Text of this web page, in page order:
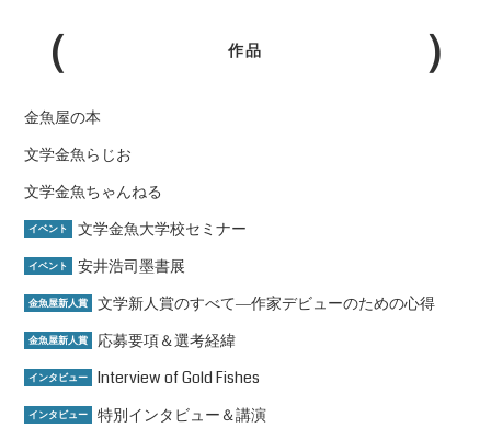
作品
金魚屋の本
文学金魚らじお
文学金魚ちゃんねる
イベント 文学金魚大学校セミナー
イベント 安井浩司墨書展
金魚屋新人賞 文学新人賞のすべて―作家デビューのための心得
金魚屋新人賞 応募要項＆選考経緯
インタビュー Interview of Gold Fishes
インタビュー 特別インタビュー＆講演